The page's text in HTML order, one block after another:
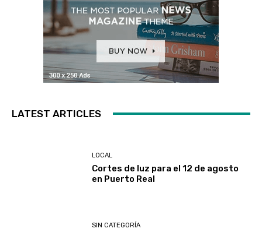
LATEST ARTICLES
LOCAL
Cortes de luz para el 12 de agosto
en Puerto Real
SIN CATEGORÍA